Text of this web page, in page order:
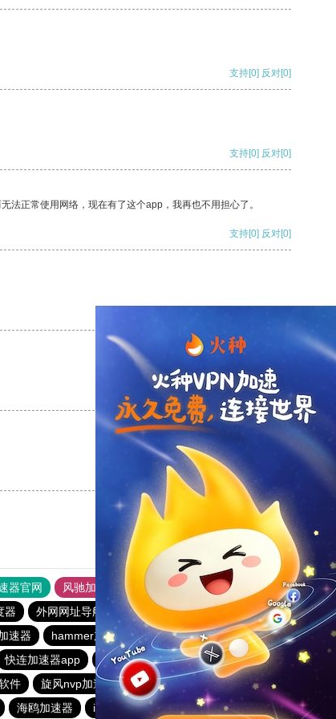
支持[0] 反对[0]
支持[0] 反对[0]
正常使用网络，现在有了这个app，我再也不用担心了。
支持[0] 反对[0]
支持 [0] 反对 [0]
支持
器官网 风驰加速器
旋风加速器
器 外网网址导航 软件中心 雷霆加速
狂飙加速器
速器 hammer加速器 雷霆vp加速器
银河vqn官网
快连加速器app 小牛加速器
雷霆加速下载
件 旋风nvp加速器 快连app
免费vqn加速外网安卓
海鸥加速器 ios加速器 免费vqn加速官网